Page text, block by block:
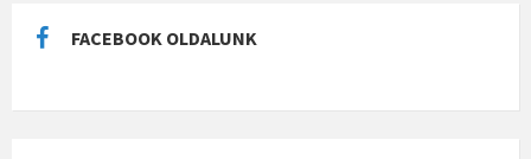
FACEBOOK OLDALUNK